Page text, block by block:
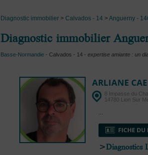
Diagnostic immobilier > Calvados - 14 >Anguerny -
Diagnostic immobilier
Basse-Normandie - Calvados - 14 - expertise amiante : un
ARLIANE
8 Impasse du
14780 Lion Sur
...
>Diagnostics